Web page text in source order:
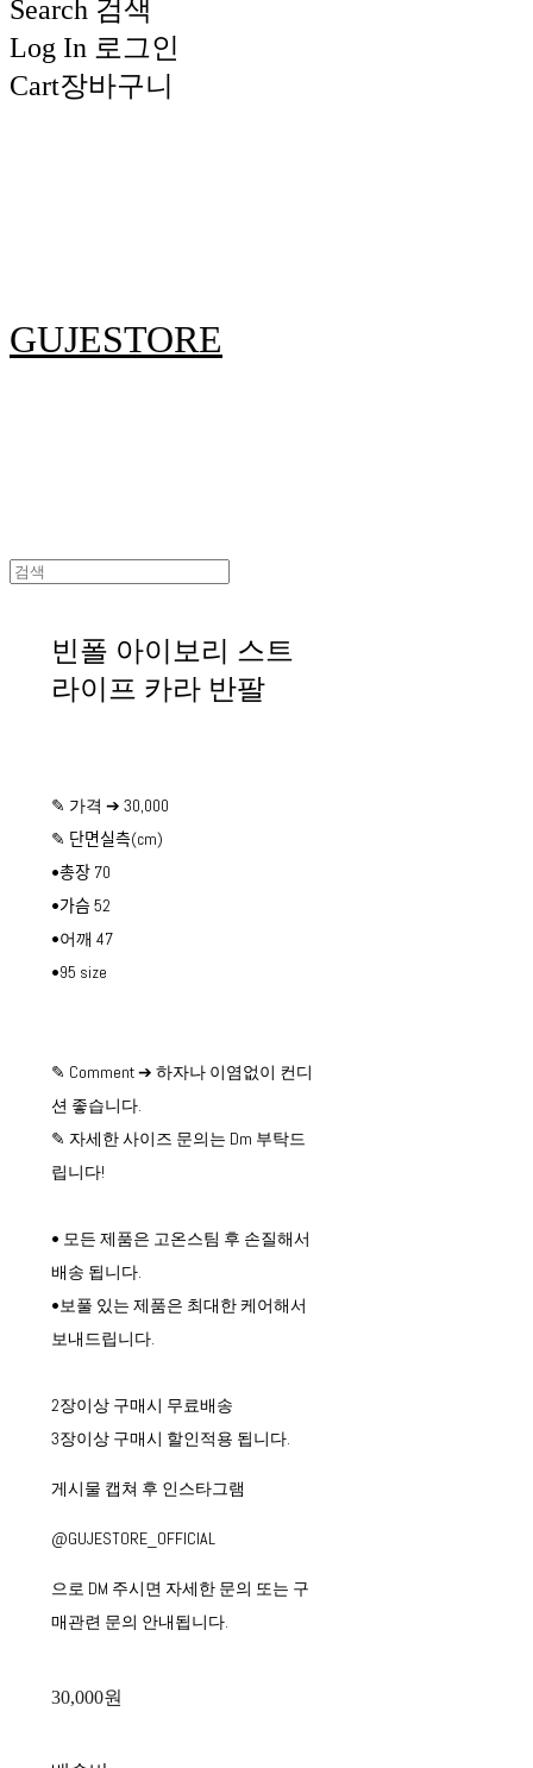
Search 검색
Log In 로그인
Cart장바구니
GUJESTORE
빈폴 아이보리 스트
라이프 카라 반팔
✎ 가격 ➔ 30,000
✎ 단면실측(cm)
•총장 70
•가슴 52
•어깨 47
•95 size
✎ Comment ➔ 하자나 이염없이 컨디
션 좋습니다.
✎ 자세한 사이즈 문의는 Dm 부탁드
립니다!
• 모든 제품은 고온스팀 후 손질해서
배송 됩니다.
•보풀 있는 제품은 최대한 케어해서
보내드립니다.
2장이상 구매시 무료배송
3장이상 구매시 할인적용 됩니다.
게시물 캡쳐 후 인스타그램
@GUJESTORE_OFFICIAL
으로 DM 주시면 자세한 문의 또는 구
매관련 문의 안내됩니다.
30,000원